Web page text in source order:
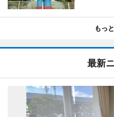
もっ
最新